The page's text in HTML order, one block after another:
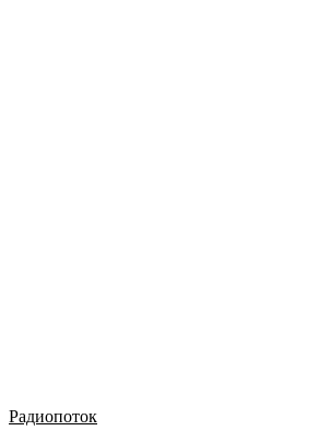
Радиопоток